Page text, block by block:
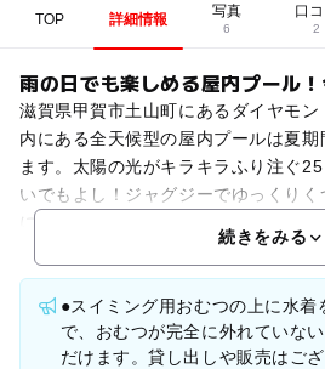
TOP 詳細情報 写真
6
口コ
2
雨の日でも楽しめる屋内プール
滋賀県甲賀市土山町にあるダイヤモ
内にある全天候型の屋内プールは夏
ます。太陽の光がキラキラふり注ぐ
いでもよし！ジャグジーでゆっくり
続きをみる
●スイミング用おむつの上に水着
で、おむつが完全に外れていな
だけます。貸し出しや販売はご